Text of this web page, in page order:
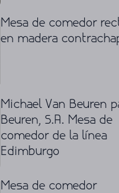
Mesa de comedor
en madera
Michael Van Beuren
Beuren, S.A. Mesa de
comedor de la línea
Edimburgo
Mesa de comedor